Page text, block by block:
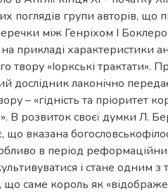
поглядів групи авторів, що
між Генріхом І
прикладі характеристики
твору «Іоркські трактати».
дослідник лаконічно
– «гідність та пріоритет
В розвиток своєї думки Л.
що вказана
в період
і стане одним з
що саме король як